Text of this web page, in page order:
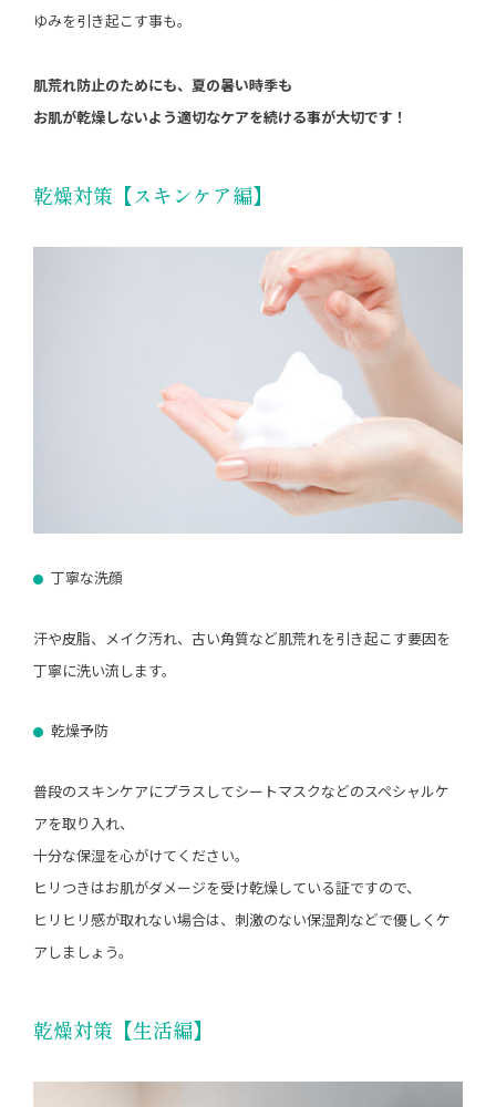
ゆみを引き起こす事も。
肌荒れ防止のためにも、夏の暑い時季も
お肌が乾燥しないよう適切なケアを続ける事が大切です！
乾燥対策【スキンケア編】
丁寧な洗顔
汗や皮脂、メイク汚れ、古い角質など肌荒れを引き起こす要因を
丁寧に洗い流します。
乾燥予防
普段のスキンケアにプラスしてシートマスクなどのスペシャルケ
アを取り入れ、
十分な保湿を心がけてください。
ヒリつきはお肌がダメージを受け乾燥している証ですので、
ヒリヒリ感が取れない場合は、刺激のない保湿剤などで優しくケ
アしましょう。
乾燥対策【生活編】